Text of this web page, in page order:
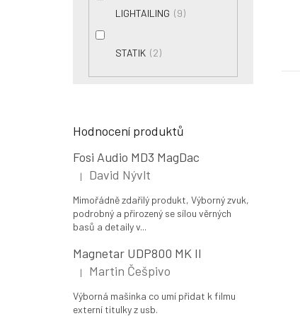
LIGHTAILING 9
STATIK 2
Hodnocení produktů
Fosi Audio MD3 MagDac
Hodnocení produktu je 5 z 5 hvězdiček.
| David Nývlt
Mimořádně zdařilý produkt, Výborný zvuk,
podrobný a přirozený se sílou věrných
basů a detaily v...
Magnetar UDP800 MK II
Hodnocení produktu je 5 z 5 hvězdiček.
| Martin Češpivo
Výborná mašinka co umí přidat k filmu
externí titulky z usb.